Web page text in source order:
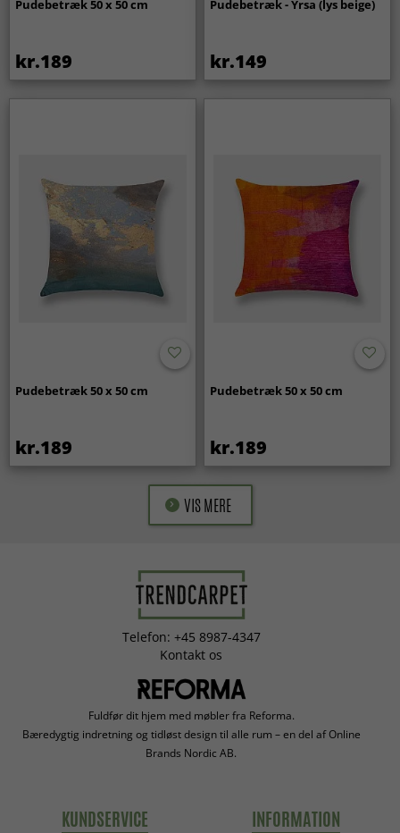
Pudebetræk 50 x 50 cm
kr.189
Pudebetræk - Yrsa (lys beige)
kr.149
Pudebetræk 50 x 50 cm
kr.189
Pudebetræk 50 x 50 cm
kr.189
VIS MERE
Telefon: +45 8987-4347
Kontakt os
Fuldfør dit hjem med møbler fra Reforma.
Bæredygtig indretning og tidløst design til alle rum – en del af Online
Brands Nordic AB.
KUNDSERVICE INFORMATION